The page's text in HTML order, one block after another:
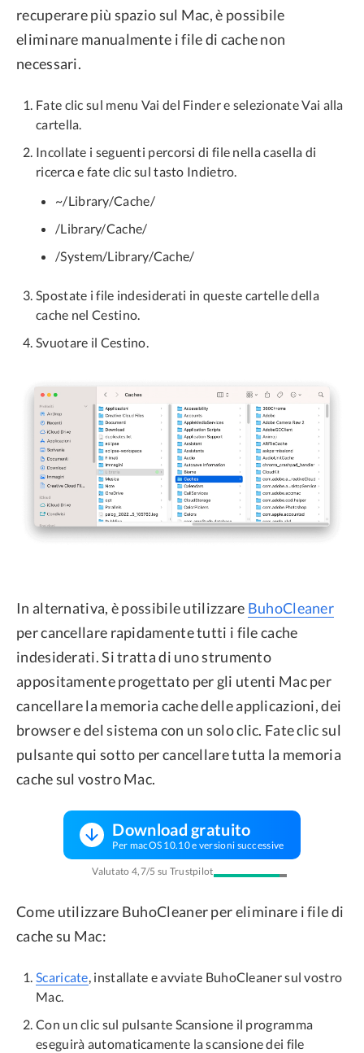
recuperare più spazio sul Mac, è possibile
eliminare manualmente i file di cache non
necessari.
Fate clic sul menu Vai del Finder e selezionate Vai alla
cartella.
Incollate i seguenti percorsi di file nella casella di
ricerca e fate clic sul tasto Indietro.
~/Library/Cache/
/Library/Cache/
/System/Library/Cache/
Spostate i file indesiderati in queste cartelle della
cache nel Cestino.
Svuotare il Cestino.
In alternativa, è possibile utilizzare BuhoCleaner
per cancellare rapidamente tutti i file cache
indesiderati. Si tratta di uno strumento
appositamente progettato per gli utenti Mac per
cancellare la memoria cache delle applicazioni, dei
browser e del sistema con un solo clic. Fate clic sul
pulsante qui sotto per cancellare tutta la memoria
cache sul vostro Mac.
Download gratuito
Per macOS 10.10 e versioni successive
Valutato 4,7/5 su Trustpilot
Come utilizzare BuhoCleaner per eliminare i file di
cache su Mac:
Scaricate, installate e avviate BuhoCleaner sul vostro
Mac.
Con un clic sul pulsante Scansione il programma
eseguirà automaticamente la scansione dei file